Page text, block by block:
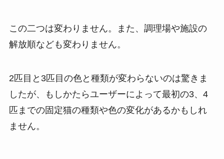
この二つは変わりません。また、調理場や施設の
解放順なども変わりません。
2匹目と3匹目の色と種類が変わらないのは驚きま
したが、もしかたらユーザーによって最初の3、4
匹までの固定猫の種類や色の変化があるかもしれ
ません。